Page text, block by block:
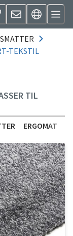
TEKSTIL
TIL
ERGOMAT